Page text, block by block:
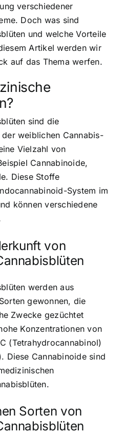
verschiedener
Doch was sind
und welche Vorteile
Artikel werden wir
auf das Thema werfen.
sind die
weiblichen Cannabis-
Vielzahl von
Cannabinoide,
Diese Stoffe
System im
können verschiedene
von
werden aus
gewonnen, die
Zwecke gezüchtet
Konzentrationen von
(Tetrahydrocannabinol)
Diese Cannabinoide sind
Sorten von